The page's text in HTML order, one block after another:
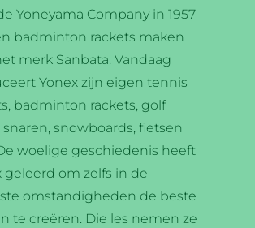
Yoneyama Company in 1957
badminton rackets maken
merk Sanbata. Vandaag
Yonex zijn eigen tennis
badminton rackets, golf
snaren, snowboards, fietsen
woelige geschiedenis heeft
geleerd om zelfs in de
omstandigheden de beste
te creëren. Die les nemen ze